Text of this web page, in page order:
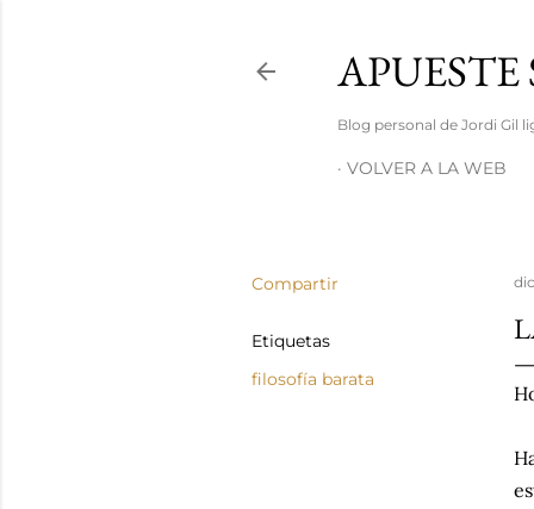
Blog personal de Jordi Gil
VOLVER A LA WEB
Compartir
Etiquetas
filosofía barata